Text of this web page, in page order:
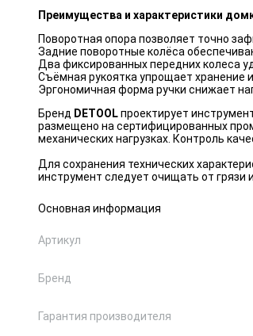
Преимущества и характеристики
Поворотная опора позволяет точно
Задние поворотные колёса
Два фиксированных передних колеса
Съёмная рукоятка упрощает хранение
Эргономичная форма ручки снижает
Бренд DETOOLпроектирует
размещено на сертифицированных
механических нагрузках. Контроль
Для сохранения технических
инструмент следует очищать от грязи
Основная информация
Артикул
Бренд
Гарантия производителя